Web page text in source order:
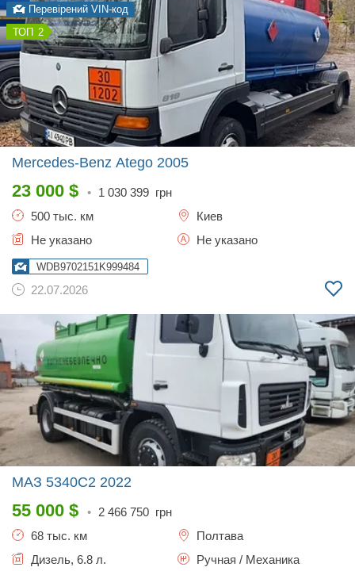
Перевірений VIN-код
2
Mercedes-Benz Atego 2005
23 000 $ • 1 030 399 грн
500 тыс. км
Киев
Не указано
Не указано
WDB9702151K999484
22.07.2026
МАЗ 5340C2 2022
55 000 $ • 2 466 750 грн
68 тыс. км
Полтава
Дизель, 6.8 л.
Ручная / Механика